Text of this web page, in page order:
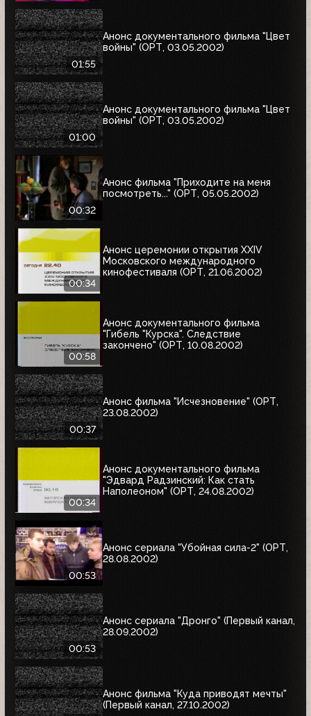
01:55
Анонс документального фильма "Цвет
войны" (ОРТ, 03.05.2002)
01:00
Анонс документального фильма "Цвет
войны" (ОРТ, 03.05.2002)
00:32
Анонс фильма "Приходите на меня
посмотреть..." (ОРТ, 05.05.2002)
00:34
Анонс церемонии открытия XXIV
Московского международного
кинофестиваля (ОРТ, 21.06.2002)
00:58
Анонс документального фильма
"Гибель "Курска". Следствие
закончено" (ОРТ, 10.08.2002)
00:37
Анонс фильма "Исчезновение" (ОРТ,
23.08.2002)
00:34
Анонс документального фильма
"Эдвард Радзинский: Как стать
Наполеоном" (ОРТ, 24.08.2002)
00:53
Анонс сериала "Убойная сила-2" (ОРТ,
28.08.2002)
00:53
Анонс сериала "Дронго" (Первый канал,
28.09.2002)
Анонс фильма "Куда приводят мечты"
(Первый канал, 27.10.2002)